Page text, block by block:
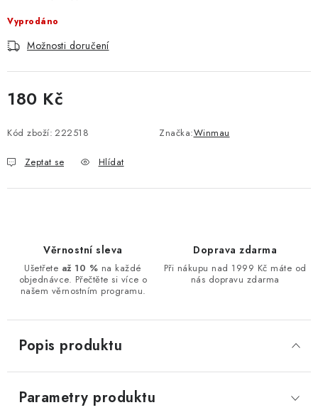
Vyprodáno
Možnosti doručení
180 Kč
Kód zboží: 222518 Značka:Winmau
Zeptat se Hlídat
Věrnostní sleva
Ušetřete až 10 % na každé
objednávce. Přečtěte si více o
našem věrnostním programu.
Doprava zdarma
Při nákupu nad 1999 Kč máte od
nás dopravu zdarma
Popis produktu
Parametry produktu